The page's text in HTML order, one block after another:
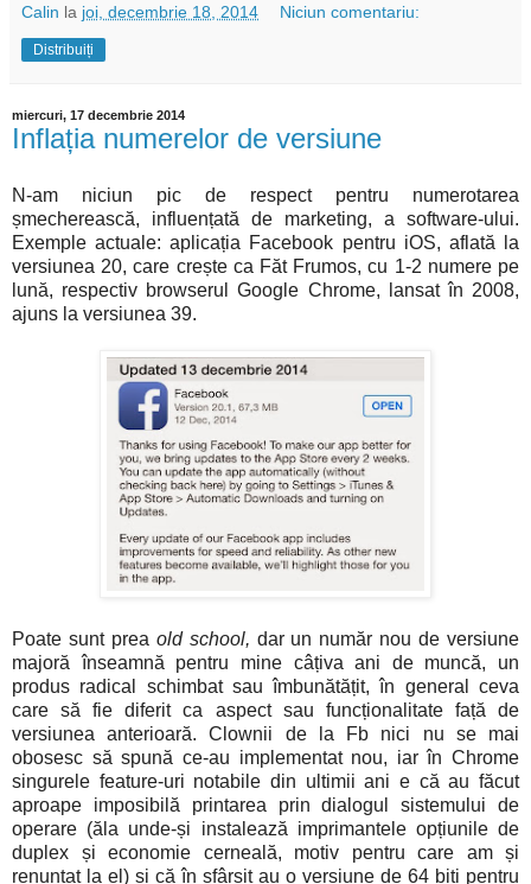
Calin la joi, decembrie 18, 2014 Niciun comentariu:
Distribuiți
miercuri, 17 decembrie 2014
Inflația numerelor de versiune
N-am niciun pic de respect pentru numerotarea
șmecherească, influențată de marketing, a software-ului.
Exemple actuale: aplicația Facebook pentru iOS, aflată la
versiunea 20, care crește ca Făt Frumos, cu 1-2 numere pe
lună, respectiv browserul Google Chrome, lansat în 2008,
ajuns la versiunea 39.
Poate sunt prea old school, dar un număr nou de versiune
majoră înseamnă pentru mine câțiva ani de muncă, un
produs radical schimbat sau îmbunătățit, în general ceva
care să fie diferit ca aspect sau funcționalitate față de
versiunea anterioară. Clownii de la Fb nici nu se mai
obosesc să spună ce-au implementat nou, iar în Chrome
singurele feature-uri notabile din ultimii ani e că au făcut
aproape imposibilă printarea prin dialogul sistemului de
operare (ăla unde-și instalează imprimantele opțiunile de
duplex și economie cerneală, motiv pentru care am și
renunțat la el) și că în sfârșit au o versiune de 64 biți pentru